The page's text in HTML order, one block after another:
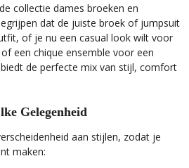
collectie dames broeken en
dat de juiste broek of jumpsuit
of je nu een casual look wilt voor
een chique ensemble voor een
de perfecte mix van stijl, comfort
Gelegenheid
aan stijlen, zodat je
maken: